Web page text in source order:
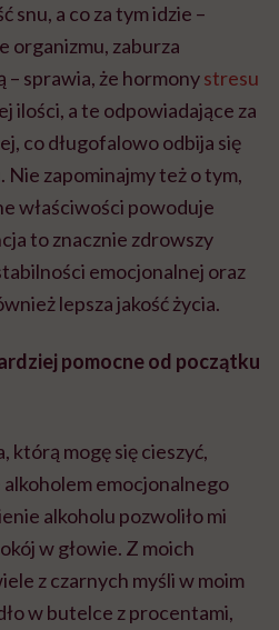
snu, a co za tym idzie –
organizmu, zaburza
– sprawia, że hormonystresu
ilości, a te odpowiadające za
co długofalowo odbija się
zapominajmy też o tym,
właściwości powoduje
to znacznie zdrowszy
emocjonalnej oraz
lepsza jakość życia.
pomocne od początku
którą mogę się cieszyć,
emocjonalnego
alkoholu pozwoliło mi
w głowie. Z moich
z czarnych myśli w moim
w butelce z procentami,